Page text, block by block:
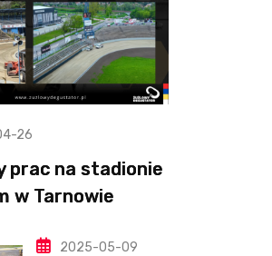
26
prac na stadionie
w Tarnowie
2025-05-09